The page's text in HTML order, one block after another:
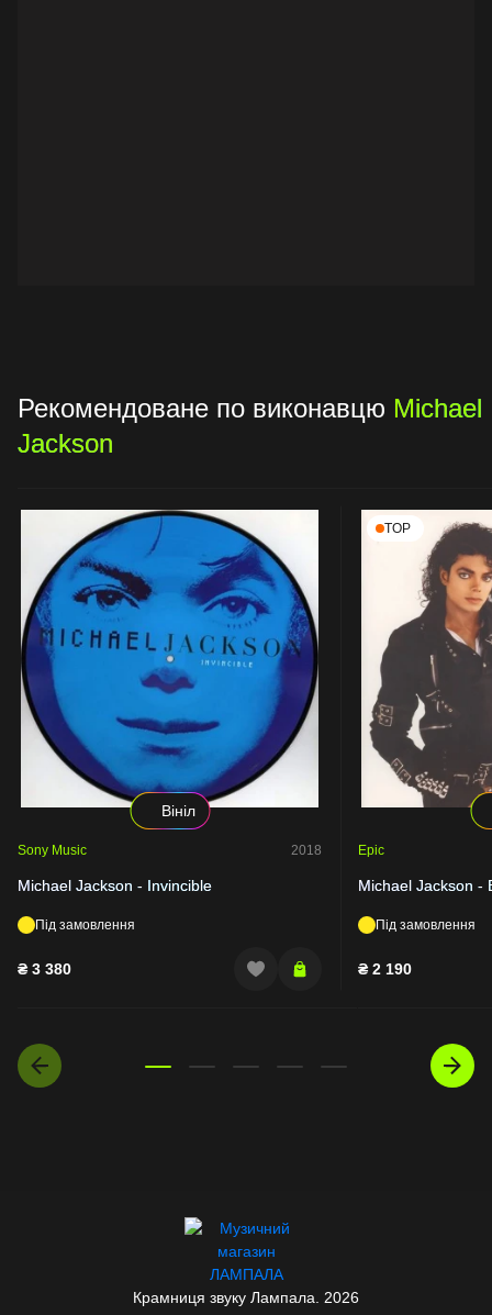
Рекомендоване по виконавцю Michael
Jackson
Вініл
Sony Music 2018
Michael Jackson - Invincible
Під замовлення
₴ 3 380
TOP
Epic
Michael Jackson -
Під замовлення
₴ 2 190
Крамниця звуку Лампала. 2026